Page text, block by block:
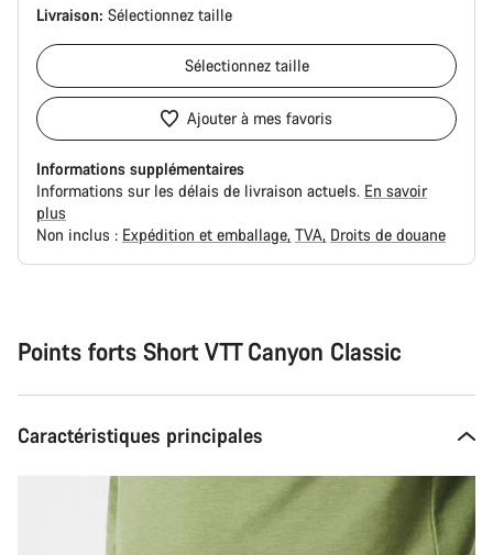
Livraison: Sélectionnez taille
Sélectionnez taille
Ajouter à mes favoris
Informations supplémentaires
Informations sur les délais de livraison actuels. En savoir
plus
Non inclus : Expédition et emballage TVA Droits de douane
Points forts Short VTT Canyon Classic
Caractéristiques principales